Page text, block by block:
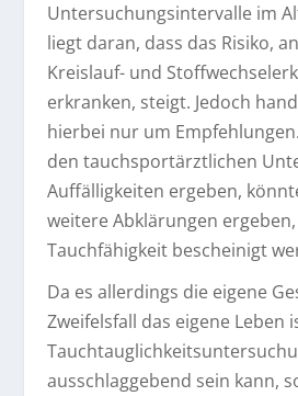
Untersuchungsintervalle im
liegt daran, dass das Risiko,
Kreislauf- und
erkranken, steigt. Jedoch
hierbei nur um
den tauchsportärztlichen
Auffälligkeiten ergeben,
weitere Abklärungen
Tauchfähigkeit bescheinigt
Da es allerdings die eigene
Zweifelsfall das eigene Leben
ausschlaggebend sein kann,